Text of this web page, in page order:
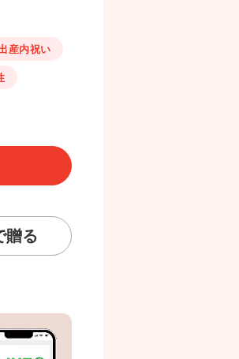
産内祝い
贈る